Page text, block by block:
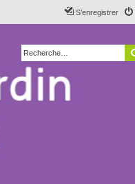
S’enregistrer